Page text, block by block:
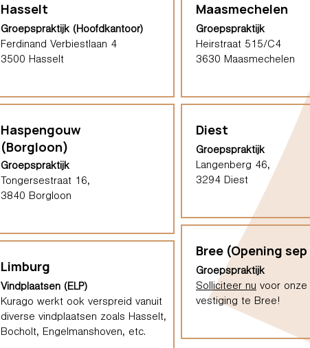
Hasselt
Groepspraktijk (Hoofdkantoor)
Ferdinand Verbiestlaan 4
3500 Hasselt
Haspengouw
(Borgloon)
Groepspraktijk
Tongersestraat 16,
3840 Borgloon
Limburg
Vindplaatsen (ELP)
Kurago werkt ook verspreid vanuit
diverse vindplaatsen zoals Hasselt,
Bocholt, Engelmanshoven, etc.
Maasmechelen
Groepspraktijk
Heirstraat 515/C4
3630 Maasmechelen
Diest
Groepspraktijk
Langenberg 46,
3294 Diest
Bree (Opening
Groepspraktijk
Solliciteer nu voor onze
vestiging te Bree!